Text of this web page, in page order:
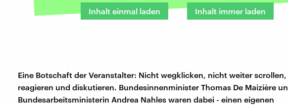
Inhalt einmal laden Inhalt immer laden
Eine Botschaft der Veranstalter: Nicht wegklicken, nicht weiter
reagieren und diskutieren. Bundesinnenminister Thomas De Maizière
Bundesarbeitsministerin Andrea Nahles waren dabei - einen eigenen